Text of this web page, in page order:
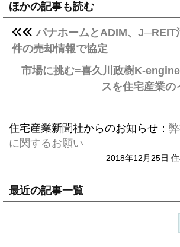
ほかの記事も読む
パナホームとADIM、J─REIT
件の売却情報で協定
市場に挑む=喜久川政樹K-
スを住宅産業の
住宅産業新聞社からのお知らせ：
に関するお願い
2018年12月25日
最近の記事一覧